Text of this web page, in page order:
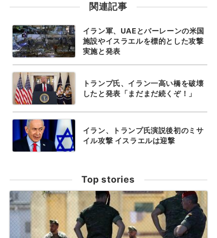
関連記事
イラン軍、UAEとバーレーンの米国
施設やイスラエルを標的とした攻撃
実施と発表
トランプ氏、イラン一高い橋を破壊
したと発表「まだまだ続くぞ！」
イラン、トランプ氏演説後初のミサ
イル攻撃 イスラエルは迎撃
Top stories